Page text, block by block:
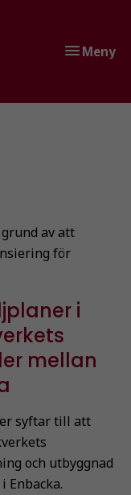
Meny
av att
för
i
mellan
syftar till att
och utbyggnad
Enbacka.